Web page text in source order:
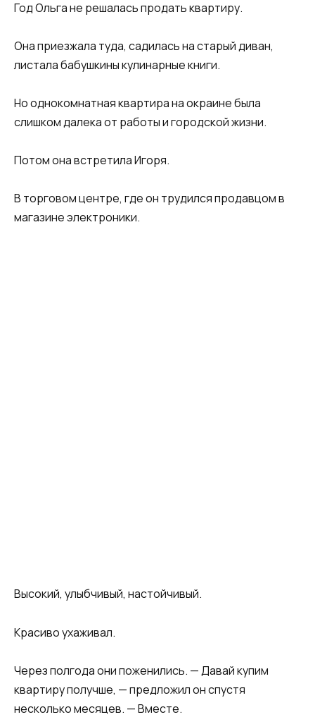
Год Ольга не решалась продать квартиру.
Она приезжала туда, садилась на старый диван,
листала бабушкины кулинарные книги.
Но однокомнатная квартира на окраине была
слишком далека от работы и городской жизни.
Потом она встретила Игоря.
В торговом центре, где он трудился продавцом в
магазине электроники.
Высокий, улыбчивый, настойчивый.
Красиво ухаживал.
Через полгода они поженились. — Давай купим
квартиру получше, — предложил он спустя
несколько месяцев. — Вместе.